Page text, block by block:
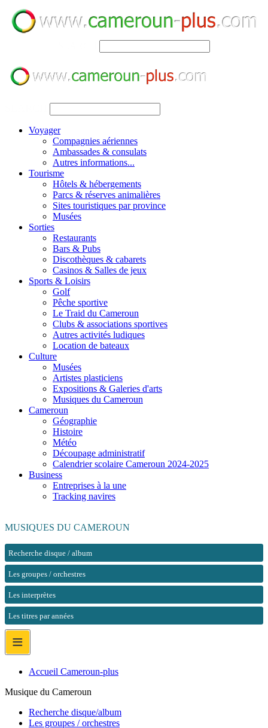
Voyager
Compagnies aériennes
Ambassades & consulats
Autres informations...
Tourisme
Hôtels & hébergements
Parcs & réserves animalières
Sites touristiques par province
Musées
Sorties
Restaurants
Bars & Pubs
Discothèques & cabarets
Casinos & Salles de jeux
Sports & Loisirs
Golf
Pêche sportive
Le Traid du Cameroun
Clubs & associations sportives
Autres activités ludiques
Location de bateaux
Culture
Musées
Artistes plasticiens
Expositions & Galeries d'arts
Musiques du Cameroun
Cameroun
Géographie
Histoire
Météo
Découpage administratif
Calendrier scolaire Cameroun 2024-2025
Business
Entreprises à la une
Tracking navires
MUSIQUES DU CAMEROUN
Recherche disque / album
Les groupes / orchestres
Les interprètes
Les titres par années
≡
Accueil Cameroun-plus
Musique du Cameroun
Recherche disque/album
Les groupes / orchestres